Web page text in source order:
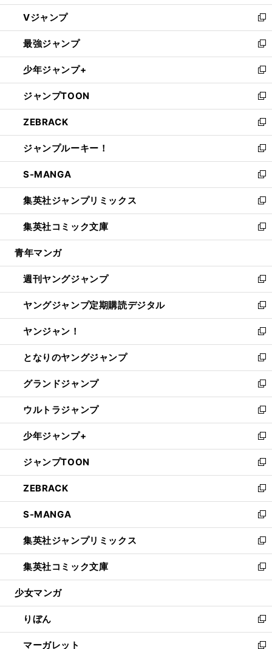
ウ
ィ
ン
ド
ウ
で
開
く
し
い
ウ
ィ
ン
ド
ウ
で
開
く
Vジャンプ
新
し
い
ウ
ィ
ン
ド
ウ
で
開
く
最強ジャンプ
新
し
い
ウ
ィ
ン
ド
ウ
で
開
く
少年ジャンプ+
新
し
い
ウ
ィ
ン
ド
ウ
で
開
く
ジャンプTOON
新
し
い
ウ
ィ
ン
ド
ウ
で
開
く
ZEBRACK
新
し
い
ウ
ィ
ン
ド
ウ
で
開
ジャンプルーキー！
新
し
い
ウ
ィ
ン
ド
ウ
開
く
S-MANGA
新
し
い
ウ
ィ
ン
ウ
で
開
く
集英社ジャンプリミックス
新
し
い
ウ
ン
ド
ウ
で
開
く
集英社コミック文庫
新
し
ウ
ィ
ン
ド
ウ
で
開
く
青年マンガ
週刊ヤングジャンプ
新
し
い
ウ
ィ
ン
ド
ウ
で
開
く
ヤングジャンプ定期購読デジタル
新
し
い
ウ
ィ
ン
ド
ウ
で
開
く
ヤンジャン！
新
し
い
ウ
ィ
ン
ド
ウ
で
開
く
となりのヤングジャンプ
新
し
い
ウ
ィ
ン
ド
ウ
で
開
く
グランドジャンプ
新
し
い
ウ
ィ
ン
ド
ウ
で
開
く
ウルトラジャンプ
新
し
い
ウ
ィ
ン
ド
ウ
で
開
く
少年ジャンプ+
新
し
い
ウ
ィ
ン
ド
ウ
で
開
く
ジャンプTOON
新
し
い
ウ
ィ
ン
ド
ウ
で
開
ZEBRACK
新
し
い
ウ
ィ
ン
ド
ウ
開
く
S-MANGA
新
し
い
ウ
ィ
ン
ウ
で
開
く
集英社ジャンプリミックス
新
し
い
ウ
ン
ド
ウ
で
集英社コミック文庫
新
し
ウ
ィ
ン
ド
少女マンガ
りぼん
新
し
マーガレット